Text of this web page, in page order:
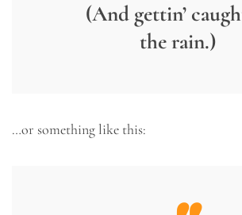
(And gettin’
the rain.)
…or something like this: